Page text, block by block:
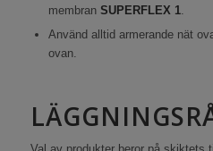
membran SUPERFLEX 1.
Använd alltid armerande nät
ovan.